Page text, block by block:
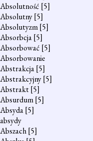
Absolutność [5]
Absolutny[5]
Absolutyzm[5]
Absorbcja[5]
Absorbować [5]
Absorbowanie
Abstrakcja[5]
Abstrakcyjny[5]
Abstrakt[5]
Absurdum[5]
Absyda[5]
absydy
Abszach[5]